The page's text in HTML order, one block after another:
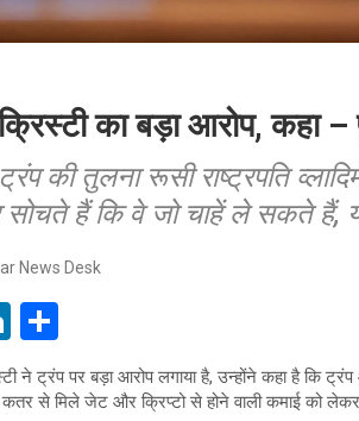
का बड़ा आरोप, कहा –
की तुलना रूसी राष्ट्रपति
सोचते हैं कि वे जो चाहें ले सकते हैं,
News Desk
Li
n
ke
h
ar
ने ट्रंप पर बड़ा आरोप लगाया है, उन्होंने कहा है कि
से मिले जेट और क्रिप्टो से होने वाली कमाई को